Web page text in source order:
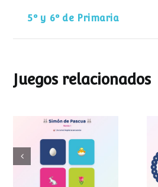
5º y 6º de Primaria
Juegos relacionados
Simon de Pascua